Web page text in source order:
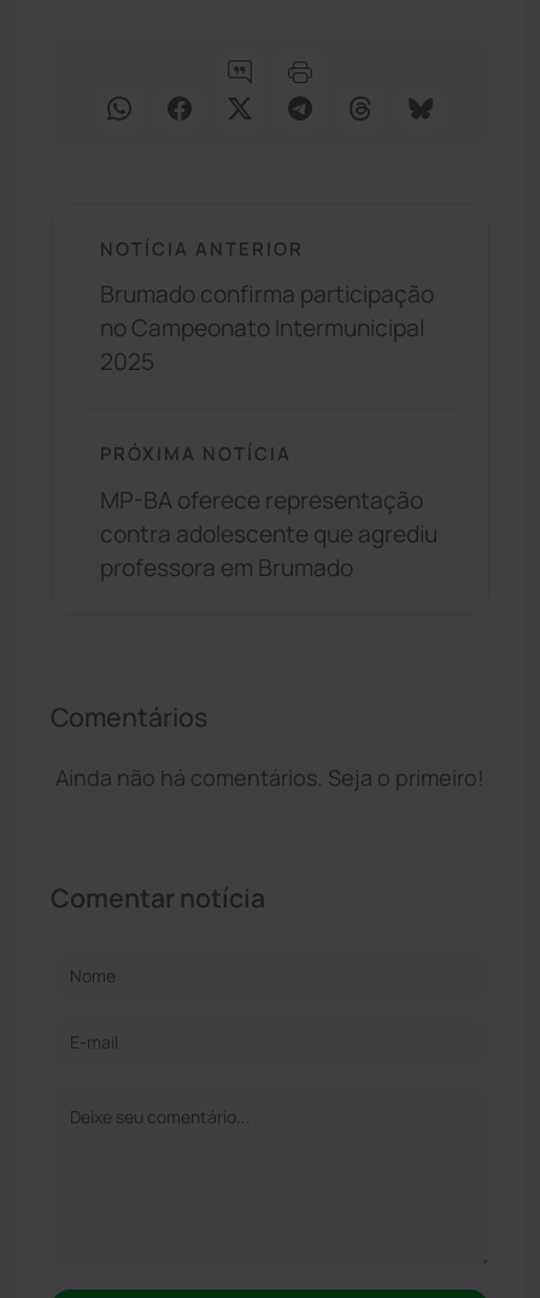
NOTÍCIA ANTERIOR
Brumado confirma participação
no Campeonato Intermunicipal
2025
PRÓXIMA NOTÍCIA
MP-BA oferece representação
contra adolescente que agrediu
professora em Brumado
Comentários
Ainda não há comentários. Seja o primeiro!
Comentar notícia